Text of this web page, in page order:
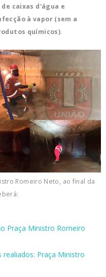
caixas d'água e
à vapor (sem a
químicos).
Romeiro Neto, ao final da
Praça Ministro Romeiro
realiados: Praça Ministro